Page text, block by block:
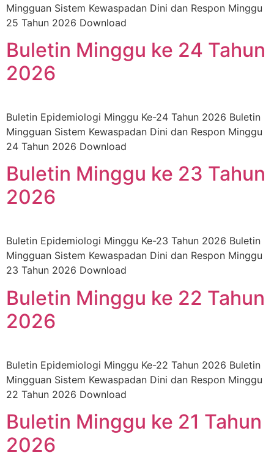
Mingguan Sistem Kewaspadan Dini dan Respon Minggu
25 Tahun 2026 Download
Buletin Minggu ke 24 Tahun
2026
Buletin Epidemiologi Minggu Ke-24 Tahun 2026 Buletin
Mingguan Sistem Kewaspadan Dini dan Respon Minggu
24 Tahun 2026 Download
Buletin Minggu ke 23 Tahun
2026
Buletin Epidemiologi Minggu Ke-23 Tahun 2026 Buletin
Mingguan Sistem Kewaspadan Dini dan Respon Minggu
23 Tahun 2026 Download
Buletin Minggu ke 22 Tahun
2026
Buletin Epidemiologi Minggu Ke-22 Tahun 2026 Buletin
Mingguan Sistem Kewaspadan Dini dan Respon Minggu
22 Tahun 2026 Download
Buletin Minggu ke 21 Tahun
2026